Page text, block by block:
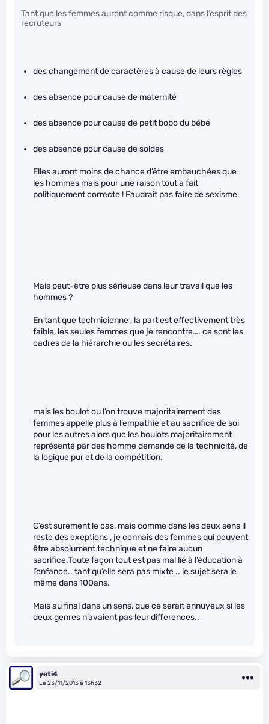
Tant que les femmes auront comme risque, dans l’esprit des
recruteurs
des changement de caractères à cause de leurs règles
des absence pour cause de maternité
des absence pour cause de petit bobo du bébé
des absence pour cause de soldes
Elles auront moins de chance d’être embauchées que
les hommes mais pour une raison tout a fait
politiquement correcte ! Faudrait pas faire de sexisme.
Mais peut-être plus sérieuse dans leur travail que les
hommes ?
En tant que technicienne , la part est effectivement très
faible, les seules femmes que je rencontre…. ce sont les
cadres de la hiérarchie ou les secrétaires.
mais les boulot ou l’on trouve majoritairement des
femmes appelle plus à l’empathie et au sacrifice de soi
pour les autres alors que les boulots majoritairement
représenté par des homme demande de la technicité, de
la logique pur et de la compétition.
C’est surement le cas, mais comme dans les deux sens il
reste des exeptions , je connais des femmes qui peuvent
être absolument technique et ne faire aucun
sacrifice.Toute façon tout est pas mal lié à l’éducation à
l’enfance.. tant qu’elle sera pas mixte .. le sujet sera le
même dans 100ans.
Mais au final dans un sens, que ce serait ennuyeux si les
deux genres n’avaient pas leur differences..
yeti4
Le 23/11/2013 à 13h32